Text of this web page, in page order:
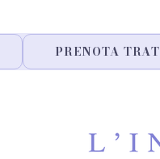
PRENOTA